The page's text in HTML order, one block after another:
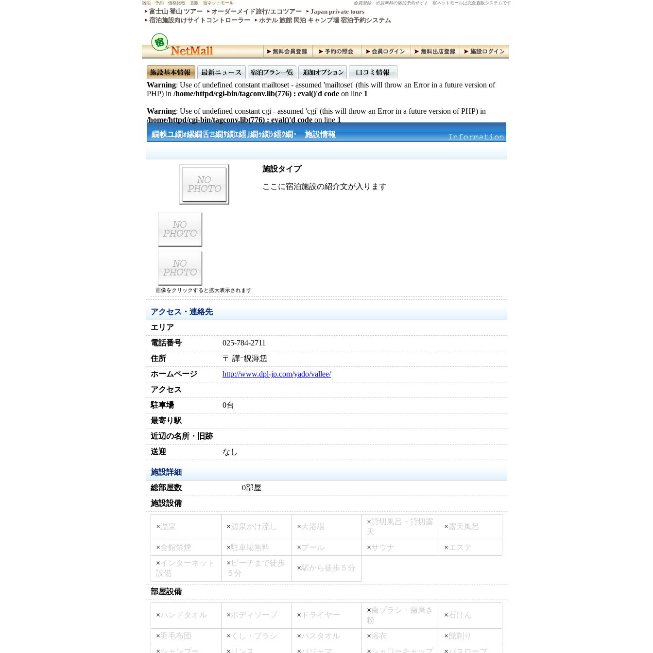
宿泊 予約 価格比較 直販 宿ネットモール 会員登録・出店無料の宿泊予約サイト 宿ネットモールは完全直販システムです
富士山 登山 ツアー オーダーメイド旅行/エコツアー
Japan private tours
宿泊施設向けサイトコントローラー
ホテル 旅館 民泊 キャンプ場 宿泊予約システム
Warning: Use of undefined constant mailtoset - assumed 'mailtoset' (this will throw an Error in a future version of
PHP) in /home/httpd/cgi-bin/tagconv.lib(776) : eval()'d code on line 1
Warning: Use of undefined constant cgi - assumed 'cgi' (this will throw an Error in a future version of PHP) in
/home/httpd/cgi-bin/tagconv.lib(776) : eval()'d code on line 1
繝帙ユ繝ｫ縲繝舌Ξ繝ｻ繝ｴ繧｣繝ｩ繝ｼ繧ｸ繝･ 施設情報
施設タイプ
ここに宿泊施設の紹介文が入ります
画像をクリックすると拡大表示されます
アクセス・連絡先
エリア
電話番号
025-784-2711
住所
〒 譁ｰ貎溽恁
ホームページ
http://www.dpl-jp.com/yado/vallee/
アクセス
駐車場
0台
最寄り駅
近辺の名所・旧跡
送迎
なし
施設詳細
総部屋数
0部屋
施設設備
×温泉 ×源泉かけ流し ×大浴場
×貸切風呂・貸切露
天
×露天風呂
×全館禁煙 ×駐車場無料 ×プール ×サウナ ×エステ
×インターネット
設備
× ビーチまで徒歩
５分
×駅から徒歩５分
部屋設備
×ハンドタオル ×ボディソープ × ドライヤー
×歯ブラシ・歯磨き
粉
×石けん
×羽毛布団 × くし・ブラシ ×バスタオル ×浴衣 ×髭剃り
×シャンプー × リンス ×パジャマ ×シャワーキャップ ×バスローブ